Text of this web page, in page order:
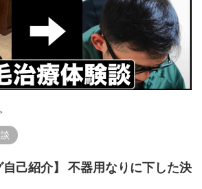
自己紹介】 不器用なりに下した決